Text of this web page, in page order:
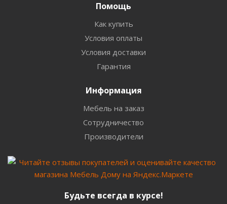
Помощь
Как купить
Условия оплаты
Условия доставки
Гарантия
Информация
Мебель на заказ
Сотрудничество
Производители
Будьте всегда в курсе!